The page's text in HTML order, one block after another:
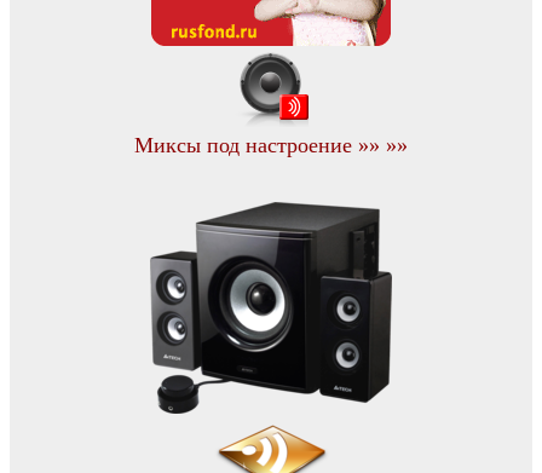
Миксы под настроение »» »»